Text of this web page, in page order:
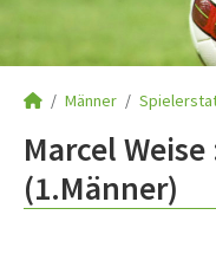
Männer
Marcel
(1.Männer)